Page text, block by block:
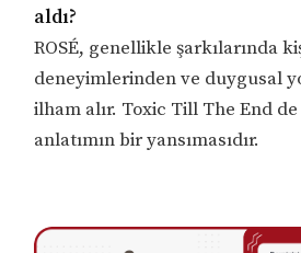
aldı?
ROSÉ, genellikle şarkılarında
deneyimlerinden ve duygusal
ilham alır. Toxic Till The End
anlatımın bir yansımasıdır.